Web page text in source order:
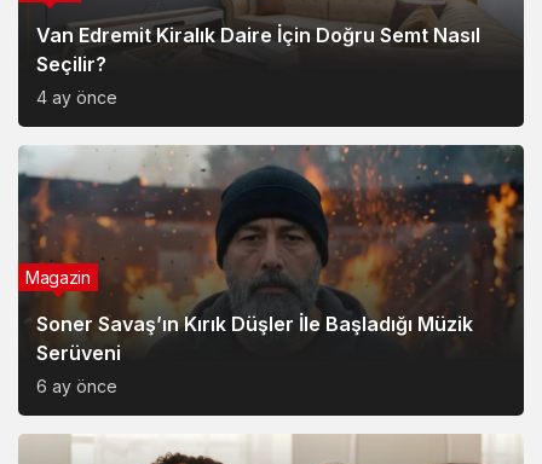
Van Edremit Kiralık Daire İçin Doğru Semt Nasıl
Seçilir?
4 ay önce
Soner Savaş’ın Kırık Düşler İle Başladığı Müzik
Serüveni
6 ay önce
Magazin